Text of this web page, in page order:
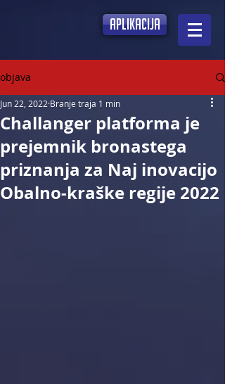
aplikacija
objava
Challanger platforma je
prejemnik bronastega
priznanja za Naj inovacijo
Obalno-kraške regije 2022
Jun 22, 2022 Branje traja 1 min